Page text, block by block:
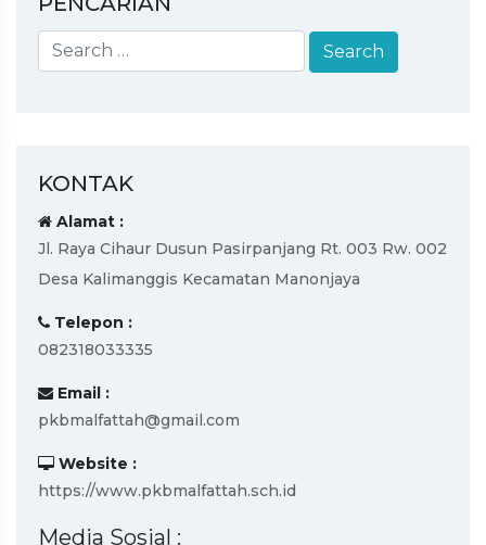
KONTAK
Alamat :
Jl. Raya Cihaur Dusun Pasirpanjang Rt. 003 Rw. 002
Desa Kalimanggis Kecamatan Manonjaya
Telepon :
082318033335
Email :
pkbmalfattah@gmail.com
Website :
https://www.pkbmalfattah.sch.id
Media Sosial :